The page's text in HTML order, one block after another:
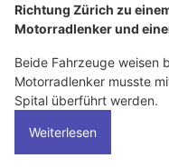
Richtung Zürich zu
Motorradlenker und
Beide Fahrzeuge weisen
Motorradlenker musste
Spital überführt werden.
Weiterlesen